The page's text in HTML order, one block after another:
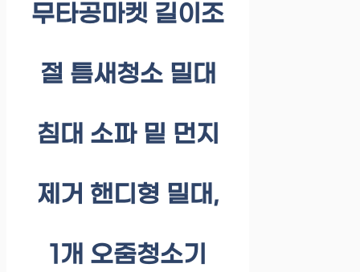
무타공마켓 길이조
절 틈새청소 밀대
침대 소파 밑 먼지
제거 핸디형 밀대,
1개 오줌청소기